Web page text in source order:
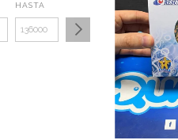
HASTA